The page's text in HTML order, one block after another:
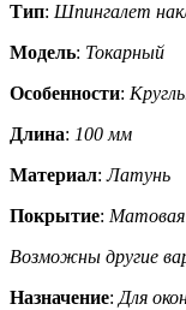
Тип: Шпингалет
Модель: Токарный
Особенности:
Длина: 100 мм
Материал:Латунь
Покрытие: Матовая
Возможны другие
Назначение: Для